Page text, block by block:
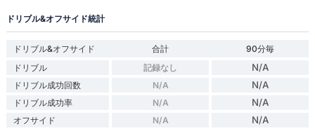
ドリブル&オフサイド統計
ドリブル&オフサイド 合計
90分毎
ドリブル
記録なし N/A
ドリブル成功回数 N/A N/A
ドリブル成功率 N/A N/A
オフサイド N/A N/A